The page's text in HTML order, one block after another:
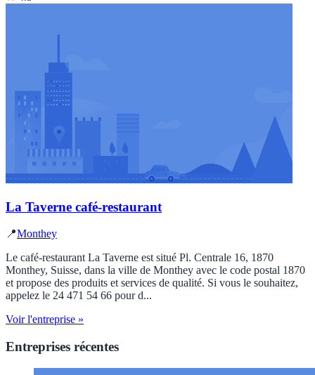
La Taverne café-restaurant
📍Monthey
Le café-restaurant La Taverne est situé Pl. Centrale 16, 1870
Monthey, Suisse, dans la ville de Monthey avec le code postal 1870
et propose des produits et services de qualité. Si vous le souhaitez,
appelez le 24 471 54 66 pour d...
Voir l'entreprise »
Entreprises récentes